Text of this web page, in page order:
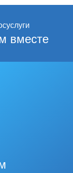
вместе